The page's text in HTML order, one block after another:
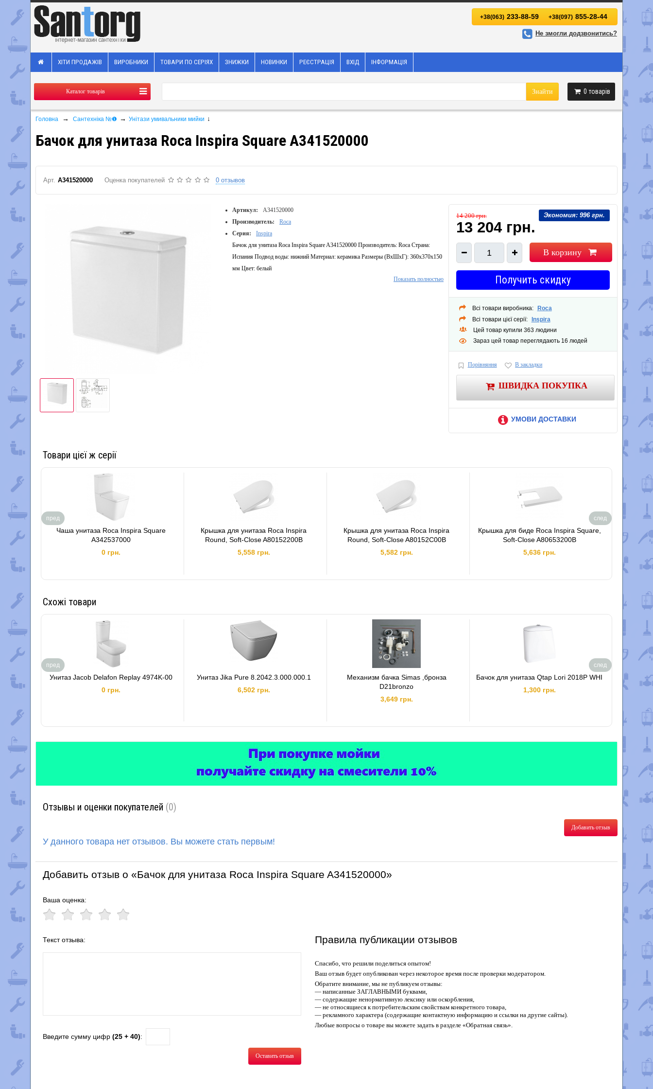
+38(063) 233-88-59 +38(097) 855-28-44
Не змогли додзвонитись?
ХІТИ ПРОДАЖІВ ВИРОБНИКИ ТОВАРИ ПО СЕРІЯХ ЗНИЖКИ НОВИНКИ РЕЄСТРАЦІЯ ВХІД ІНФОРМАЦІЯ
Каталог товарів 0 товарів
Знайти
Головна → Сантехніка №❶ → Унітази умивальники мийки ↓
Бачок для унитаза Roca Inspira Square A341520000
Арт. A341520000 Оценка покупателей 0 отзывов
Артикул:
A341520000
Производитель:
Roca
Серия:
Inspira
Бачок для унитаза Roca Inspira Square A341520000 Производитель: Roca Страна:
Испания Подвод воды: нижний Материал: керамика Размеры (ВхШхГ): 360х370х150
мм Цвет: белый
Показать полностью
Экономия: 996 грн.
14 200 грн.
13 204 грн.
1 В корзину
Получить скидку
Всі товари виробника:
Roca
Всі товари цієї серії:
Inspira
Цей товар купили 363 людини
Зараз цей товар переглядають 16 людей
Порівняння В закладки
ШВИДКА ПОКУПКА
УМОВИ ДОСТАВКИ
Товари цієї ж серії
Чаша унитаза Roca Inspira Square
A342537000
0 грн.
Крышка для унитаза Roca Inspira
Round, Soft-Close A80152200B
5,558 грн.
Крышка для унитаза Roca Inspira
Round, Soft-Close A80152C00B
5,582 грн.
Крышка для биде Roca Inspira Square,
Soft-Close A80653200B
5,636 грн.
пред след
Схожі товари
Унитаз Jacob Delafon Replay 4974K-00
0 грн.
Унитаз Jika Pure 8.2042.3.000.000.1
6,502 грн.
Механизм бачка Simas ,бронза
D21bronzo
3,649 грн.
Бачок для унитаза Qtap Lori 2018Р WHI
1,300 грн.
Сиденье
пред след
Отзывы и оценки покупателей (0)
Добавить отзыв
У данного товара нет отзывов. Вы можете стать первым!
Добавить отзыв о «Бачок для унитаза Roca Inspira Square A341520000»
Ваша оценка:
Текст отзыва:
Введите сумму цифр (25 + 40):
Оставить отзыв
Правила публикации отзывов
Спасибо, что решили поделиться опытом!
Ваш отзыв будет опубликован через некоторое время после проверки модератором.
Обратите внимание, мы не публикуем отзывы:
— написанные ЗАГЛАВНЫМИ буквами,
— содержащие ненормативную лексику или оскорбления,
— не относящиеся к потребительским свойствам конкретного товара,
— рекламного характера (содержащие контактную информацию и ссылки на другие сайты).
Любые вопросы о товаре вы можете задать в разделе «Обратная связь».